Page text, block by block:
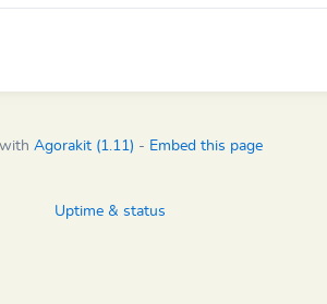
Agorakit (1.11) - Embed this page
Uptime & status